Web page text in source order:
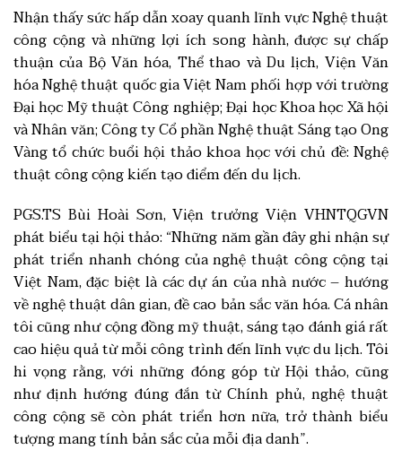
Nhận thấy sức hấp dẫn xoay quanh lĩnh vực Nghệ thuật
công cộng và những lợi ích song hành, được sự chấp
thuận của Bộ Văn hóa, Thể thao và Du lịch, Viện Văn
hóa Nghệ thuật quốc gia Việt Nam phối hợp với trường
Đại học Mỹ thuật Công nghiệp; Đại học Khoa học Xã hội
và Nhân văn; Công ty Cổ phần Nghệ thuật Sáng tạo Ong
Vàng tổ chức buổi hội thảo khoa học với chủ đề: Nghệ
thuật công cộng kiến tạo điểm đến du lịch.
PGS.TS Bùi Hoài Sơn, Viện trưởng Viện VHNTQGVN
phát biểu tại hội thảo: “Những năm gần đây ghi nhận sự
phát triển nhanh chóng của nghệ thuật công cộng tại
Việt Nam, đặc biệt là các dự án của nhà nước – hướng
về nghệ thuật dân gian, đề cao bản sắc văn hóa. Cá nhân
tôi cũng như cộng đồng mỹ thuật, sáng tạo đánh giá rất
cao hiệu quả từ mỗi công trình đến lĩnh vực du lịch. Tôi
hi vọng rằng, với những đóng góp từ Hội thảo, cũng
như định hướng đúng đắn từ Chính phủ, nghệ thuật
công cộng sẽ còn phát triển hơn nữa, trở thành biểu
tượng mang tính bản sắc của mỗi địa danh”.